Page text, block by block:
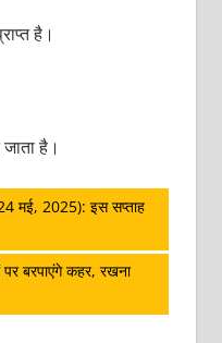
है।
है।
मई, 2025): इस सप्ताह
बरपाएंगे कहर, रखना